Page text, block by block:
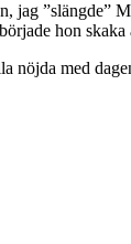
jag ”slängde”
hon
nöjda med